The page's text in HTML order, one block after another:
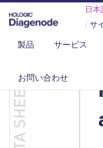
日本
/ サ
製品 サービス
お問い合わせ
DIAGENODE.COM